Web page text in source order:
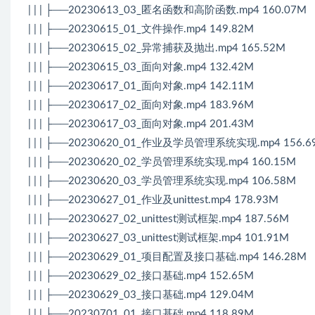
| | | ├──20230613_03_匿名函数和高阶函数.mp4 160.07M
| | | ├──20230615_01_文件操作.mp4 149.82M
| | | ├──20230615_02_异常捕获及抛出.mp4 165.52M
| | | ├──20230615_03_面向对象.mp4 132.42M
| | | ├──20230617_01_面向对象.mp4 142.11M
| | | ├──20230617_02_面向对象.mp4 183.96M
| | | ├──20230617_03_面向对象.mp4 201.43M
| | | ├──20230620_01_作业及学员管理系统实现.mp4
| | | ├──20230620_02_学员管理系统实现.mp4 160.15M
| | | ├──20230620_03_学员管理系统实现.mp4 106.58M
| | | ├──20230627_01_作业及unittest.mp4 178.93M
| | | ├──20230627_02_unittest测试框架.mp4 187.56M
| | | ├──20230627_03_unittest测试框架.mp4 101.91M
| | | ├──20230629_01_项目配置及接口基础.mp4 146.28M
| | | ├──20230629_02_接口基础.mp4 152.65M
| | | ├──20230629_03_接口基础.mp4 129.04M